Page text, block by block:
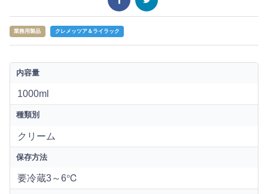
業務用製品 クレメッツア＆ライラック
内容量
1000ml
種類別
クリーム
保存方法
要冷蔵3～6℃